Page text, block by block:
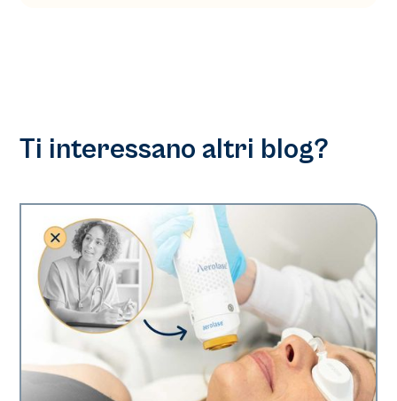
Ti interessano altri blog?